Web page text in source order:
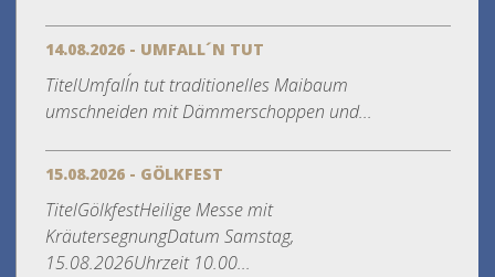
14.08.2026 - UMFALL´N TUT
TitelUmfall´n tut traditionelles Maibaum
umschneiden mit Dämmerschoppen und...
15.08.2026 - GÖLKFEST
TitelGölkfestHeilige Messe mit
KräutersegnungDatum Samstag,
15.08.2026Uhrzeit 10.00...